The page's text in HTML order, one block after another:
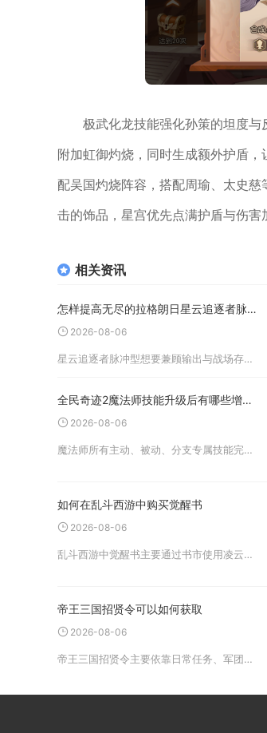
极武化龙技能强化孙策的坦度
附加虹御灼烧，同时生成额外护盾
配吴国灼烧阵容，搭配周瑜、太史
击的饰品，星宫优先点满护盾与伤害
相关资讯
怎样提高无尽的拉格朗日星云追逐者脉冲型加点的生存能力
2026-08-06
星云追逐者脉冲型想要兼顾输出与战场存活，核心加点逻辑为先补全信息、动力系统闪避词条，再强化装甲生存词条，最后分配武器输出点数，搭配适配载机母舰与前排承伤舰船，能大幅降低战损、延长持续作战时长，规避该护航艇身板薄
全民奇迹2魔法师技能升级后有哪些增益效果
2026-08-06
魔法师所有主动、被动、分支专属技能完成等级提升后，会同步获得基础伤害增幅、负面状态强化、技能机制优化、生存能力提升、团队buff增益、被动永久属性加成六大类收益，不同技能的增益偏向清晰，输出、控场、自保、辅助四
如何在乱斗西游中购买觉醒书
2026-08-06
乱斗西游中觉醒书主要通过书市使用凌云璧购买，同时可以借助各类玩法积累凌云璧，搭配限时商店、周期玩法兑换渠道补齐所需觉醒书，是定向收集目标技能书最高效的方式。想要完成购买操作，首先要解锁书市入口，英雄满足45级五
帝王三国招贤令可以如何获取
2026-08-06
帝王三国招贤令主要依靠日常任务、军团商店兑换、各类限时活动、商城礼包以及国战战功奖励五大渠道获取，零氪玩家可以依靠稳定日常持续积攒，付费玩家可借助礼包快速补充，合理搭配多条渠道能够大幅加快武将招募资源的积累速度